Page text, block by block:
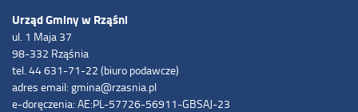
Urząd Gminy w Rząśni
ul. 1 Maja 37
98-332 Rząśnia
tel. 44 631-71-22 (biuro podawcze)
adres email: gmina@rzasnia.pl
e-doręczenia: AE:PL-57726-56911-GBSAJ-23